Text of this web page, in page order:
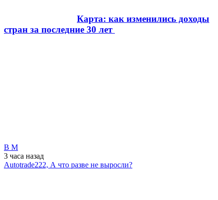
Карта: как изменились доходы
стран за последние 30 лет
В М
3 часа назад
Autotrade222, А что разве не выросли?